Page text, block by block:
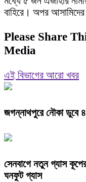
বাহিরে। অপর আসামিদের
Please Share
Media
এই বিভাগের আরো খবর
জগন্নাথপুরে নৌকা ডুবে
সেনবাগে নতুন গ্যাস
ঘনফুট গ্যাস